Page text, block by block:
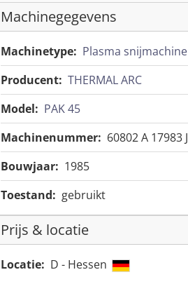
Machinegegevens
Machinetype: Plasma snijmachine
Producent: THERMAL ARC
Model: PAK 45
Machinenummer: 60802 A 17983 J
Bouwjaar: 1985
Toestand: gebruikt
Prijs & locatie
Locatie: D - Hessen